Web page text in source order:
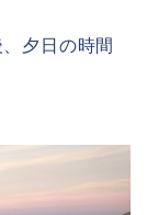
夕日の時間